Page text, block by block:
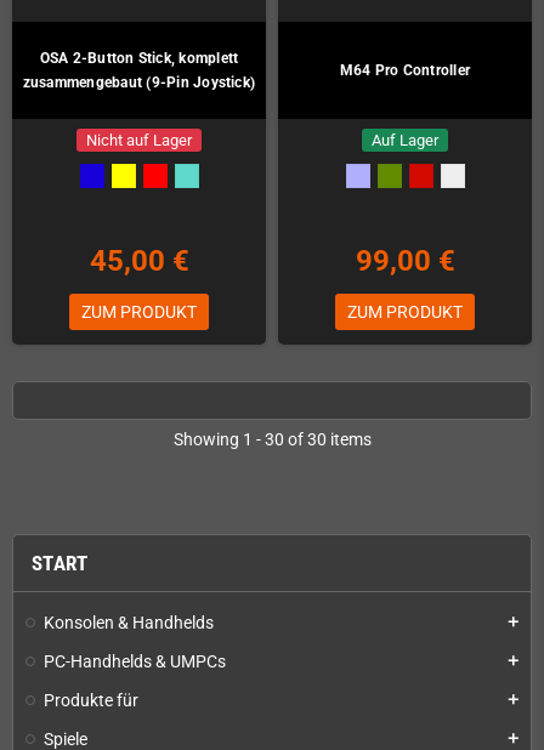
START
Konsolen & Handhelds add
PC-Handhelds & UMPCs add
Produkte für add
Spiele add
OSA 2-Button Stick, komplett
zusammengebaut (9-Pin Joystick)
Nicht auf Lager
45,00 €
ZUM PRODUKT
M64 Pro Controller
Auf Lager
99,00 €
ZUM PRODUKT
Showing 1 - 30 of 30 items